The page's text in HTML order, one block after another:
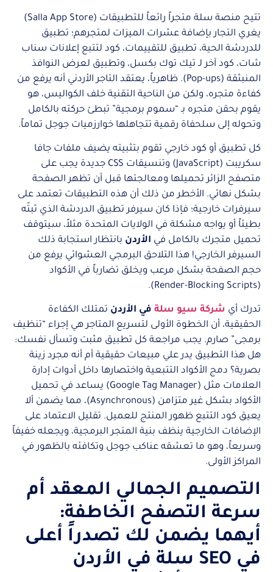
تتيح منصة سلة متجراً رائعاً للتطبيقات (Salla App Store)
يغري التجار بإضافة عشرات الميزات لمتجرهم؛ تطبيق
للدردشة الحية، تطبيق للتقييمات، كود لتتبع إعلانات سناب
شات، كود آخر لـ تيك توك بكسل، وتطبيق لعرض النوافذ
المنبثقة (Pop-ups). ظاهرياً، يعتقد التاجر الأردني أنه يرفع من
كفاءة متجره، ولكن من الناحية التقنية خلف الكواليس، هو
يقوم بحقن متجره بـ “سموم برمجية” تبطئ حركته بالكامل
وتحوله إلى سلحفاة رقمية تتجاهلها خوارزميات جوجل تماماً.
كل تطبيق أو كود خارجي تقوم بتثبيته يضيف ملفات جافا
سكريبت (JavaScript) وتنسيقات CSS جديدة يجب على
متصفح الزائر تحميلها ومعالجتها قبل أن تظهر الصفحة
بشكل نهائي. الأخطر من ذلك أن هذه التطبيقات تعتمد على
سيرفرات خارجية؛ فإذا كان سيرفر تطبيق الدردشة الذي ثبتّه
بطيئاً أو يواجه مشكلة في الولايات المتحدة مثلاً، سيتوقف
تحميل متجرك بالكامل في الأردن بانتظار استجابة ذلك
السيرفر الخارجي! هذا التلاحق البرمجي العشوائي يرفع من
حجم الصفحة بشكل مرعب ويخلق تضارباً في الأكواد
(Render-Blocking Scripts).
تدرك أي شركة سيو سلة في الأردن تمتلك الكفاءة
الحقيقية، أن الخطوة الأولى لتسريع المتاجر هي إجراء “تنظيف
برمجى” صارم. يجب مراجعة كل تطبيق مثبت وتسأل نفسك:
هل هذا التطبيق يدر علي مبيعات حقيقية أم أنه مجرد زينة
بصرية؟ دمج الأكواد التتبعية واختصارها داخل أدوات إدارة
العلامات مثل (Google Tag Manager) يساعد في تحميل
الأكواد بشكل غير متزامن (Asynchronous)، مما يضمن ألا
يعيق كود التتبع ظهور المنتج للعميل. تقليل الاعتماد على
الإضافات الخارجية ينظف بنية المتجر البرمجية، ويجعله خفيفاً
وسريعاً، وهو ما تعشقه عناكب جوجل وتكافئه بالظهور في
المراكز الأولى.
التصميم الجمالي المعقد أم
سرعة التصفح الخاطفة:
أيهما يضمن لك تصدراً أعلى
في SEO سلة في الأردن